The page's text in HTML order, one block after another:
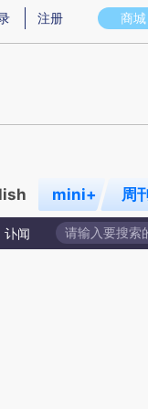
图存在偏差。不代表财
商城
注册
mini+ 周刊
讣闻